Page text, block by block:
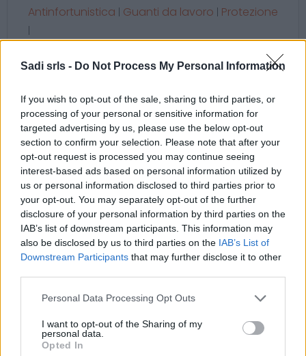
Sadi srls - Do Not Process My Personal Information
If you wish to opt-out of the sale, sharing to third parties, or
processing of your personal or sensitive information for
targeted advertising by us, please use the below opt-out
section to confirm your selection. Please note that after your
opt-out request is processed you may continue seeing
interest-based ads based on personal information utilized by
us or personal information disclosed to third parties prior to
your opt-out. You may separately opt-out of the further
disclosure of your personal information by third parties on the
IAB’s list of downstream participants. This information may
also be disclosed by us to third parties on the IAB’s List of
Downstream Participants that may further disclose it to other
Please note that this website/app uses one or more Google
not limited to your visit or usage behaviour. You may click to
grant or deny consent to Google and its third-party tags to
use your data for below specified purposes in below Google
Personal Data Processing Opt Outs
I want to opt-out of the Sharing of my
personal data.
Opted In
Antinfortunistica | Guanti da lavoro | Protezione
|
Potrebbero piacerti anche
Gilet da lavoro smanicato alta visibilità Rossini Basic
Hi-Vis Giallo, Arancione
3,90 €
Gilet da lavoro smanicato alta visibilità Rossini Basic Hi-